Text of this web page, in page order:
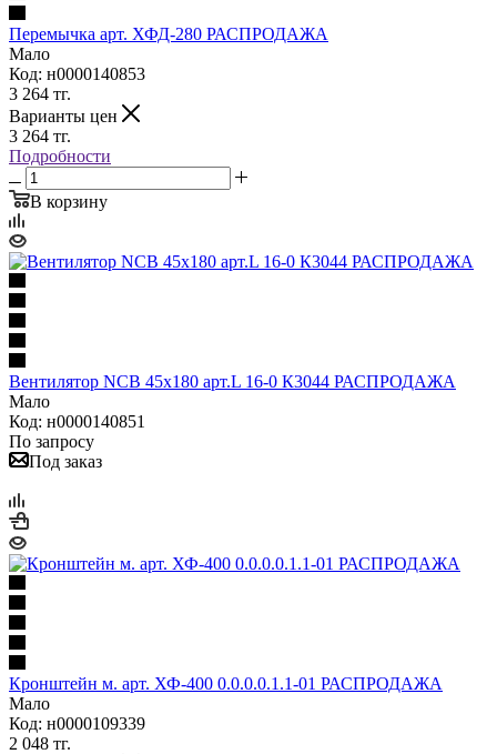
Перемычка арт. ХФД-280 РАСПРОДАЖА
Мало
Код: н0000140853
3 264 тг.
Варианты цен
3 264 тг.
Подробности
В корзину
Вентилятор NCB 45х180 арт.L 16-0 К3044 РАСПРОДАЖА
Мало
Код: н0000140851
По запросу
Под заказ
Кронштейн м. арт. ХФ-400 0.0.0.0.1.1-01 РАСПРОДАЖА
Мало
Код: н0000109339
2 048 тг.